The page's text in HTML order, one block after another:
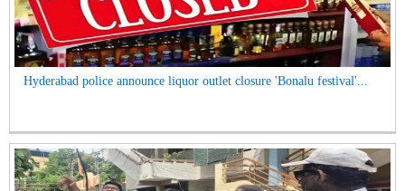
Hyderabad police announce liquor outlet closure 'Bonalu festival'...